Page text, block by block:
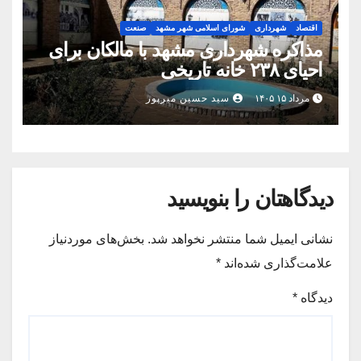
اقتصاد شهرداری شورای اسلامی شهر مشهد صنعت
مذاکره شهرداری مشهد با مالکان برای
احیای ۲۳۸ خانه تاریخی
مرداد ۱۵ ۱۴۰۵ سید حسین میرپور
دیدگاهتان را بنویسید
نشانی ایمیل شما منتشر نخواهد شد. بخش‌های موردنیاز
علامت‌گذاری شده‌اند *
دیدگاه *